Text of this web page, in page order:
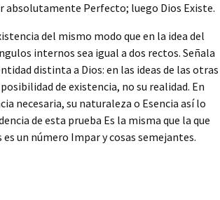
absolutamente Perfecto; luego Dios Existe.
del mismo modo que en la idea del
internos sea igual a dos rectos. Señala
distinta a Dios: en las ideas de las otras
de existencia, no su realidad. En
necesaria, su naturaleza o Esencia así lo
de esta prueba Es la misma que la que
un número Impar y cosas semejantes.